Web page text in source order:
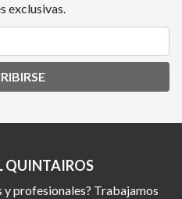
exclusivas.
QUINTAIROS
y profesionales? Trabajamos